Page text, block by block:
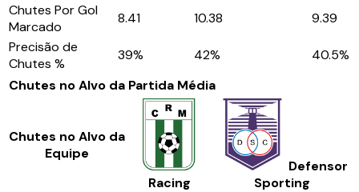
Chutes Por Gol
Marcado
8.41 10.38
9.39
Precisão de
Chutes %
39% 42% 40.5%
Chutes no Alvo da Partida Média
Chutes no Alvo da
Equipe
Racing
Defensor
Sporting